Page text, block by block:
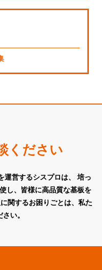
ください
営するシスプロは、
培っ
し、皆様に高品質な基板を
関するお困りごとは、私た
い。